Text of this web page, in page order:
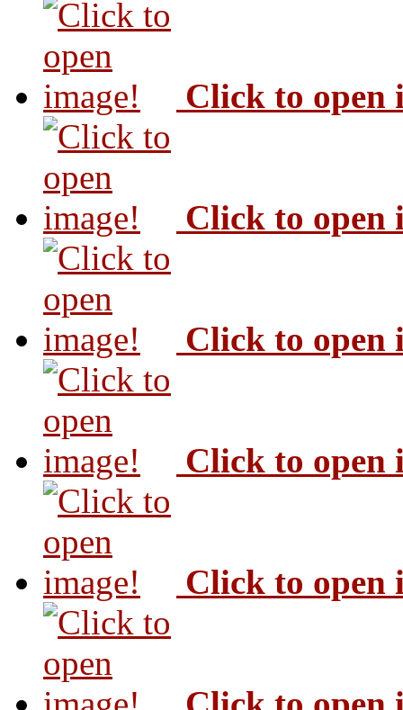
Click to open
Click to open
Click to open
Click to open
Click to open